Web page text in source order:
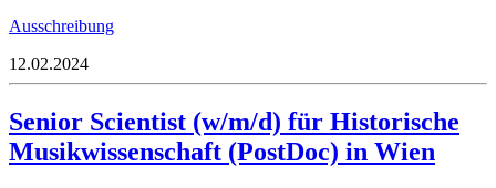
Ausschreibung
12.02.2024
Senior Scientist (w/m/d) für Historische
Musikwissenschaft (PostDoc) in Wien